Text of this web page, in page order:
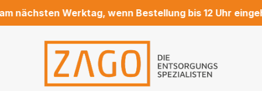
Zum Hauptinhalt springen
nächsten Werktag, wenn Bestellung bis 12 Uhr